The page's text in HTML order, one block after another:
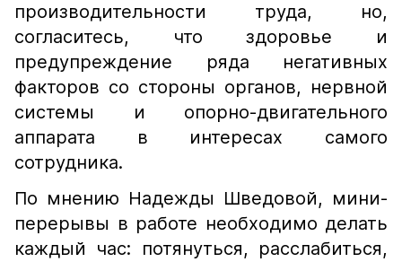
производительности труда, но,
согласитесь, что здоровье и
предупреждение ряда негативных
факторов со стороны органов, нервной
системы и опорно-двигательного
аппарата в интересах самого
сотрудника.
По мнению Надежды Шведовой, мини-
перерывы в работе необходимо делать
каждый час: потянуться, расслабиться,